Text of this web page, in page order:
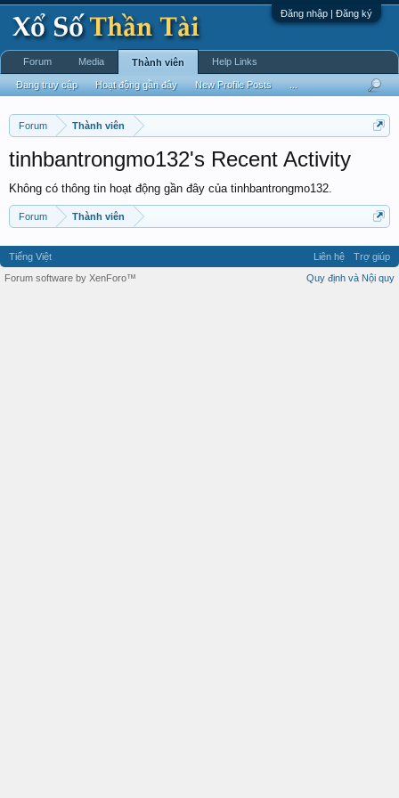
Đăng nhập | Đăng ký
Forum Thành viên
tinhbantrongmo132's Recent Activity
Không có thông tin hoạt động gần đây của tinhbantrongmo132.
Forum Thành viên
Forum Media Thành viên
Đang truy cập Hoạt động gần đây New Profile Posts
Help Links
Tiếng Việt Liên hệ
Trợ giúp
Quy định và Nội quy
Forum software by XenForo™